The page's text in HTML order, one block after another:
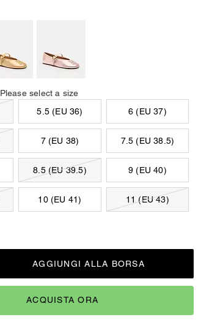
Please select a size
5.5 (EU 36) 6 (EU 37)
7 (EU 38) 7.5 (EU 38.5)
8.5 (EU 39.5) 9 (EU 40)
10 (EU 41) 11 (EU 43)
AGGIUNGI ALLA BORSA
ACQUISTA ORA